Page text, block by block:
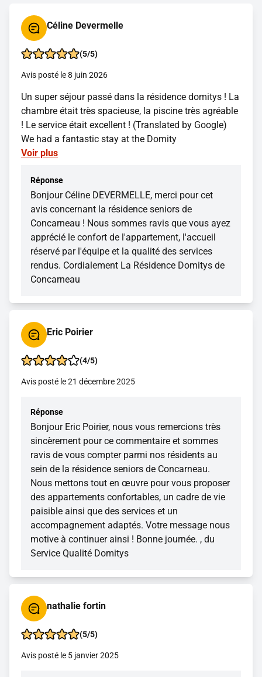
Céline Devermelle
(5/5)
Avis posté le 8 juin 2026
Un super séjour passé dans la résidence domitys ! La
chambre était très spacieuse, la piscine très agréable
! Le service était excellent ! (Translated by Google)
We had a fantastic stay at the Domity
Voir plus
Réponse
Bonjour Céline DEVERMELLE, merci pour cet
avis concernant la résidence seniors de
Concarneau ! Nous sommes ravis que vous ayez
apprécié le confort de l'appartement, l'accueil
réservé par l'équipe et la qualité des services
rendus. Cordialement La Résidence Domitys de
Concarneau
Eric Poirier
(4/5)
Avis posté le 21 décembre 2025
Réponse
Bonjour Eric Poirier, nous vous remercions très
sincèrement pour ce commentaire et sommes
ravis de vous compter parmi nos résidents au
sein de la résidence seniors de Concarneau.
Nous mettons tout en œuvre pour vous proposer
des appartements confortables, un cadre de vie
paisible ainsi que des services et un
accompagnement adaptés. Votre message nous
motive à continuer ainsi ! Bonne journée. , du
Service Qualité Domitys
nathalie fortin
(5/5)
Avis posté le 5 janvier 2025